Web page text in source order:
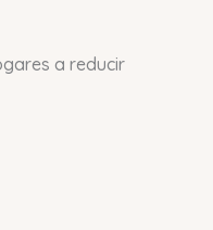
a reducir